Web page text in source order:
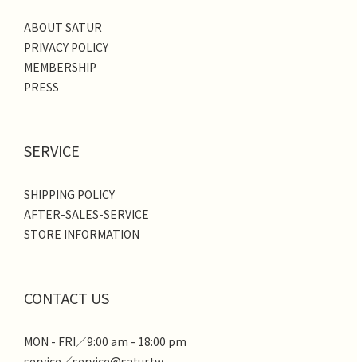
ABOUT SATUR
PRIVACY POLICY
MEMBERSHIP
PRESS
SERVICE
SHIPPING POLICY
AFTER-SALES-SERVICE
STORE INFORMATION
CONTACT US
MON - FRI／9:00 am - 18:00 pm